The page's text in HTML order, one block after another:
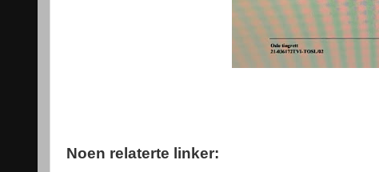
Noen relaterte linker: